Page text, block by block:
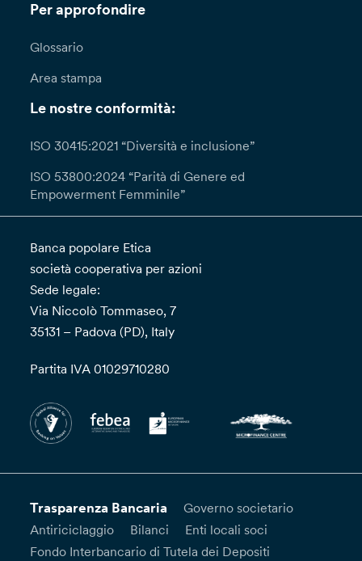
Per approfondire
Glossario
Area stampa
Le nostre conformità:
ISO 30415:2021 “Diversità e inclusione”
ISO 53800:2024 “Parità di Genere ed
Empowerment Femminile”
Banca popolare Etica
società cooperativa per azioni
Sede legale:
Via Niccolò Tommaseo, 7
35131 – Padova (PD), Italy
Partita IVA 01029710280
Trasparenza Bancaria
Governo societario
Antiriciclaggio
Bilanci
Enti locali soci
Fondo Interbancario di Tutela dei Depositi